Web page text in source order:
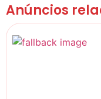
Anúncios